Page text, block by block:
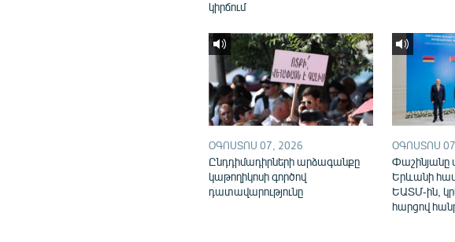
կիրճում
ՕԳՈՍՏՈՍ 07, 2026
Ընդդիմադիրների արձագանքը
կաթողիկոսի գործով
դատավարությունը
ՕԳՈՍՏՈՍ
Երևանի
ԵԱՏՄ-ին,
հարցով